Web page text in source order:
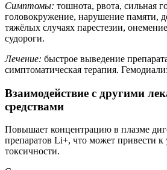
Симптомы: тошнота, рвота, сильная
головокружение, нарушение памяти,
тяжёлых случаях парестезии,
судороги.
Лечение: быстрое выведение
симптоматическая терапия.
Взаимодействие с другими
средствами
Повышает концентрацию в плазме
препаратов Li+, что может привести
токсичности.